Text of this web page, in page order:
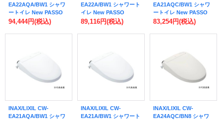
EA22AQA/BW1 シャワ
ートイレ New PASSO
EA22A フルオート・リ
リモコン付 ピュアホワ
94,444円(税込)
EA22A/BW1 シャワート
イレ New PASSO
EA22A 手動ハンドル式
イト (CW-EA22 の後継
89,116円(税込)
EA21AQC/BW1 シャワ
ートイレ New PASSO
EA21A フルオート・リ
器用 リモコン付 ピュア
の後継品) ♪
83,254円(税込)
INAX/LIXIL CW-
EA21AQA/BW1 シャワ
INAX/LIXIL CW-
EA21A/BW1 シャワート
INAX/LIXIL CW-
EA24AQC/BN8 シャワ